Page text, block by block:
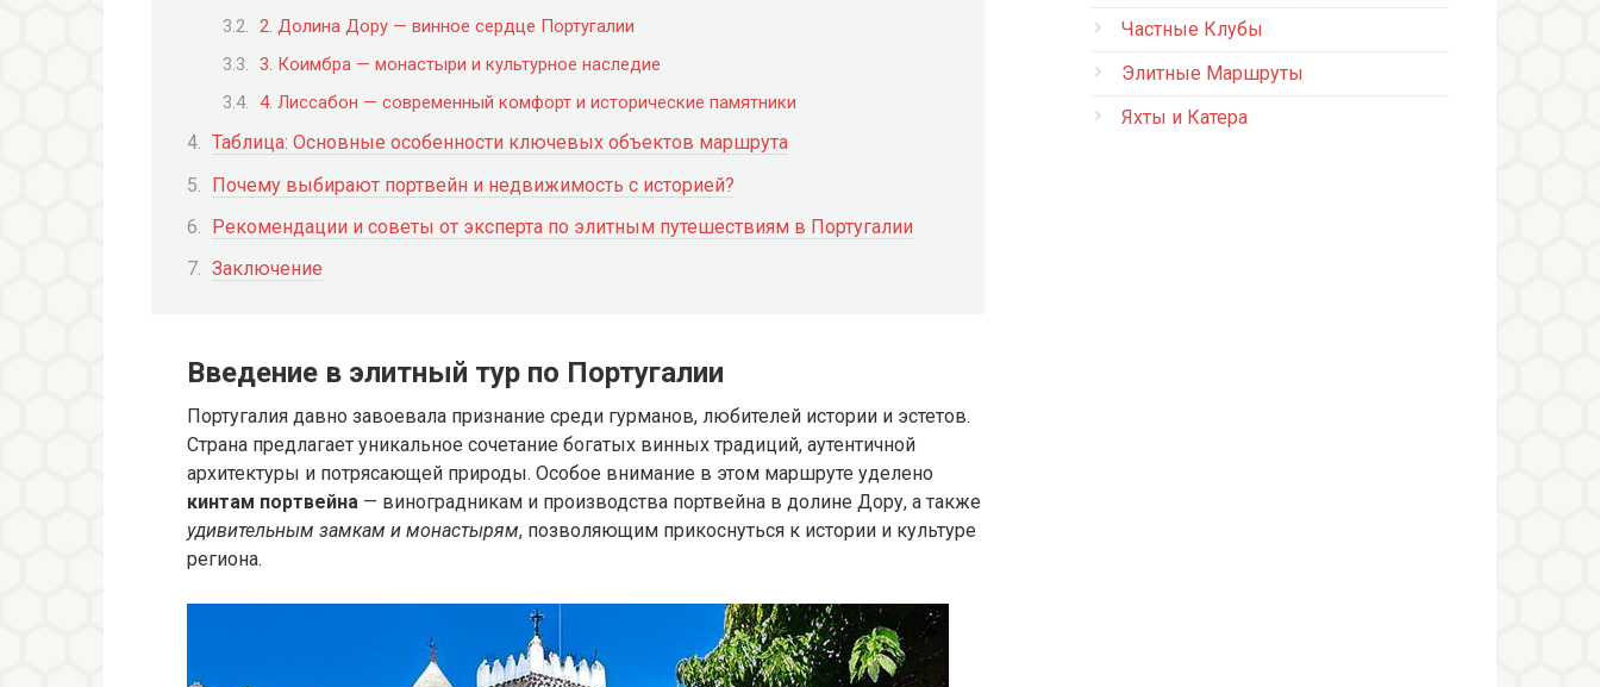
2. Долина Дору — винное сердце Португалии
3. Коимбра — монастыри и культурное наследие
4. Лиссабон — современный комфорт и исторические памятники
Таблица: Основные особенности ключевых объектов маршрута
Почему выбирают портвейн и недвижимость с историей?
Рекомендации и советы от эксперта по элитным путешествиям в Португалии
Заключение
Введение в элитный тур по Португалии
Португалия давно завоевала признание среди гурманов, любителей истории и эстетов.
Страна предлагает уникальное сочетание богатых винных традиций, аутентичной
архитектуры и потрясающей природы. Особое внимание в этом маршруте уделено
кинтам портвейна — виноградникам и производства портвейна в долине Дору, а также
удивительным замкам и монастырям, позволяющим прикоснуться к истории и культуре
региона.
Частные Клубы
Элитные Маршруты
Яхты и Катера